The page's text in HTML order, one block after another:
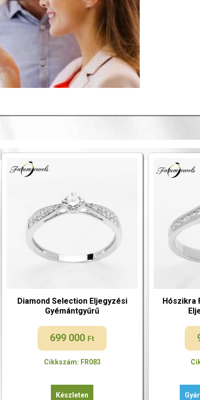
Diamond Selection Eljegyzési
Gyémántgyűrű
699 000 Ft
Cikkszám: FR083
Készleten
Hószikra